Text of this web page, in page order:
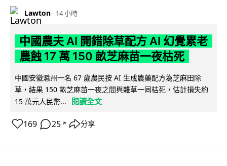
Lawton 14 小時
中國農夫 AI 開錯除草配方 AI 幻覺累老
農蝕 17 萬 150 畝芝麻苗一夜枯死
中國安徽滁州一名 67 歲農民按 AI 生成農藥配方為芝麻田除
草，結果 150 畝芝麻苗一夜之間與雜草一同枯死，估計損失約
15 萬元人民幣...
閱讀全文
169 25 ↗ 分享